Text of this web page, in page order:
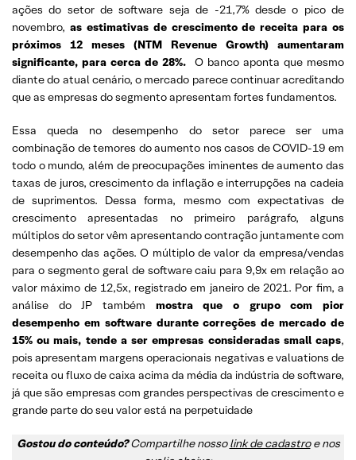
ações do setor de software seja de -21,7% desde o pico de
novembro, as estimativas de crescimento de receita para os
próximos 12 meses (NTM Revenue Growth) aumentaram
significante, para cerca de 28%. O banco aponta que mesmo
diante do atual cenário, o mercado parece continuar acreditando
que as empresas do segmento apresentam fortes fundamentos.
Essa queda no desempenho do setor parece ser uma
combinação de temores do aumento nos casos de COVID-19 em
todo o mundo, além de preocupações iminentes de aumento das
taxas de juros, crescimento da inflação e interrupções na cadeia
de suprimentos. Dessa forma, mesmo com expectativas de
crescimento apresentadas no primeiro parágrafo, alguns
múltiplos do setor vêm apresentando contração juntamente com
desempenho das ações. O múltiplo de valor da empresa/vendas
para o segmento geral de software caiu para 9,9x em relação ao
valor máximo de 12,5x, registrado em janeiro de 2021. Por fim, a
análise do JP também mostra que o grupo com pior
desempenho em software durante correções de mercado de
15% ou mais, tende a ser empresas consideradas small caps,
pois apresentam margens operacionais negativas e valuations de
receita ou fluxo de caixa acima da média da indústria de software,
já que são empresas com grandes perspectivas de crescimento e
grande parte do seu valor está na perpetuidade
Gostou do conteúdo?Compartilhe nossolink de cadastroe nos